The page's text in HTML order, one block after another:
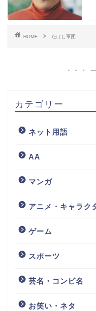
HOME たけし軍団
カテゴリー
ネット用語
AA
マンガ
アニメ・キャラク
ゲーム
スポーツ
芸名・コンビ名
お笑い・ネタ